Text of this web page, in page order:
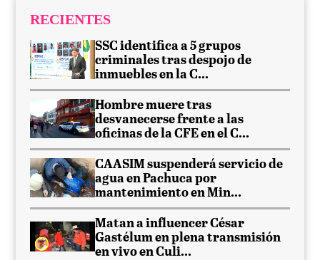
RECIENTES
SSC identifica a 5 grupos
criminales tras despojo de
inmuebles en la C...
Hombre muere tras
desvanecerse frente a las
oficinas de la CFE en el C...
CAASIM suspenderá servicio de
agua en Pachuca por
mantenimiento en Min...
Matan a influencer César
Gastélum en plena transmisión
en vivo en Culi...